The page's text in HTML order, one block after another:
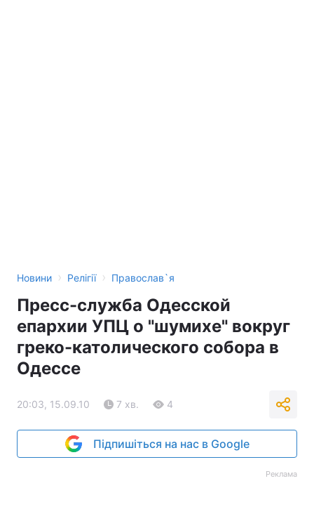
Новини › Релігії › Православ`я
Пресс-служба Одесской
епархии УПЦ о "шумихе" вокруг
греко-католического собора в
Одессе
20:03, 15.09.10 7 хв. 4
Підпишіться на нас в Google
Реклама